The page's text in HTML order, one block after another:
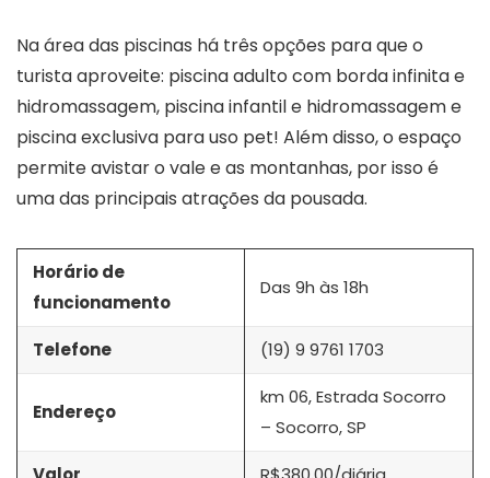
Na área das piscinas há três opções para que o
turista aproveite: piscina adulto com borda infinita e
hidromassagem, piscina infantil e hidromassagem e
piscina exclusiva para uso pet! Além disso, o espaço
permite avistar o vale e as montanhas, por isso é
uma das principais atrações da pousada.
Horário de
funcionamento
Das 9h às 18h
Telefone (19) 9 9761 1703
Endereço
km 06, Estrada Socorro
– Socorro, SP